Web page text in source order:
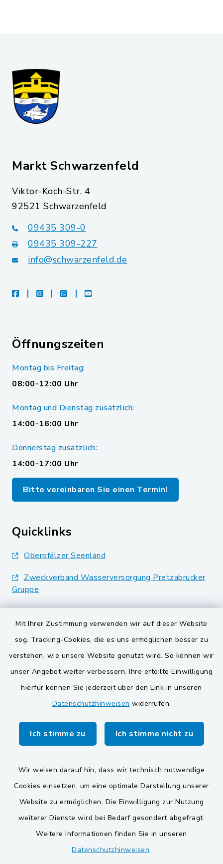
Mit Ihrer Zustimmung verwenden wir auf dieser Website
sog. Tracking-Cookies, die es uns ermöglichen besser zu
verstehen, wie unsere Website genutzt wird. So können wir
unser Angebot weiter verbessern. Ihre erteilte Einwilligung
hierfür können Sie jederzeit über den Link in unseren
Datenschutzhinweisen widerrufen.
Ich stimme zu Ich stimme nicht zu
Wir weisen darauf hin, dass wir technisch notwendige
Cookies einsetzen, um eine optimale Darstellung unserer
Website zu ermöglichen. Die Einwilligung zur Nutzung
weiterer Dienste wird bei Bedarf gesondert abgefragt.
Weitere Informationen finden Sie in unseren
Datenschutzhinweisen.
Markt Schwarzenfeld
Viktor-Koch-Str. 4
92521 Schwarzenfeld
09435 309-0
09435 309-227
info@schwarzenfeld.de
facebookinstagramwhatsappyoutube
Öffnungszeiten
Montag bis Freitag:
08:00-12:00 Uhr
Montag und Dienstag zusätzlich:
14:00-16:00 Uhr
Donnerstag zusätzlich:
14:00-17:00 Uhr
Bitte vereinbaren Sie einen Termin!
Quicklinks
Oberpfälzer Seenland
Zweckverband Wasserversorgung Pretzabrucker
Gruppe
Landkreis Schwandorf
VG und Gemeinden
Gemeinde Schwarzach bei Nabburg
Gemeinde Stulln
Verwaltungsgemeinschaft Schwarzenfeld
Barrierefreiheit